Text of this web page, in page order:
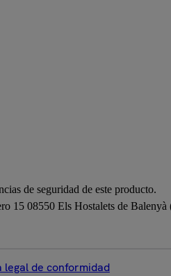
de seguridad de este producto.
15 08550 Els Hostalets de Balenyà
legal de conformidad